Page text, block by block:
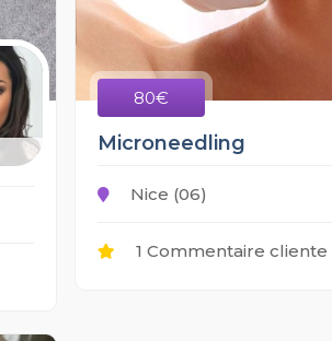
80€
Microneedling
Nice (06)
1 Commentaire cliente